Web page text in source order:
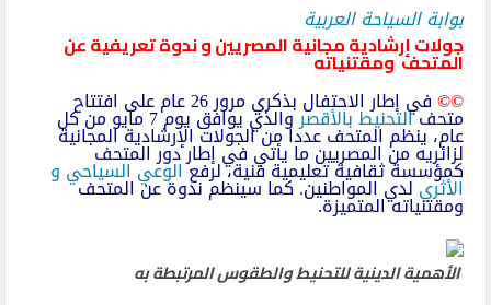
بوابة السياحة العربية
جولات إرشادية مجانية المصريين و ندوة تعريفية عن
المتحف ومقتنياته
©© في إطار الاحتفال بذكري مرور 26 عام على افتتاح
متحفالتحنيطبالأقصر والذي يوافق يوم 7 مايو من كل
عام، ينظم المتحف عددا من الجولات الإرشادية المجانية
لزائريه من المصريين ما يأتي في إطار دور المتحف
كمؤسسة ثقافية تعليمية فنية، لرفعالوعي السياحي و
الأثريلدي المواطنين. كما سينظم ندوة عن المتحف
ومقتنياته المتميزة.
الأهمية الدينية للتحنيط والطقوس المرتبطة به